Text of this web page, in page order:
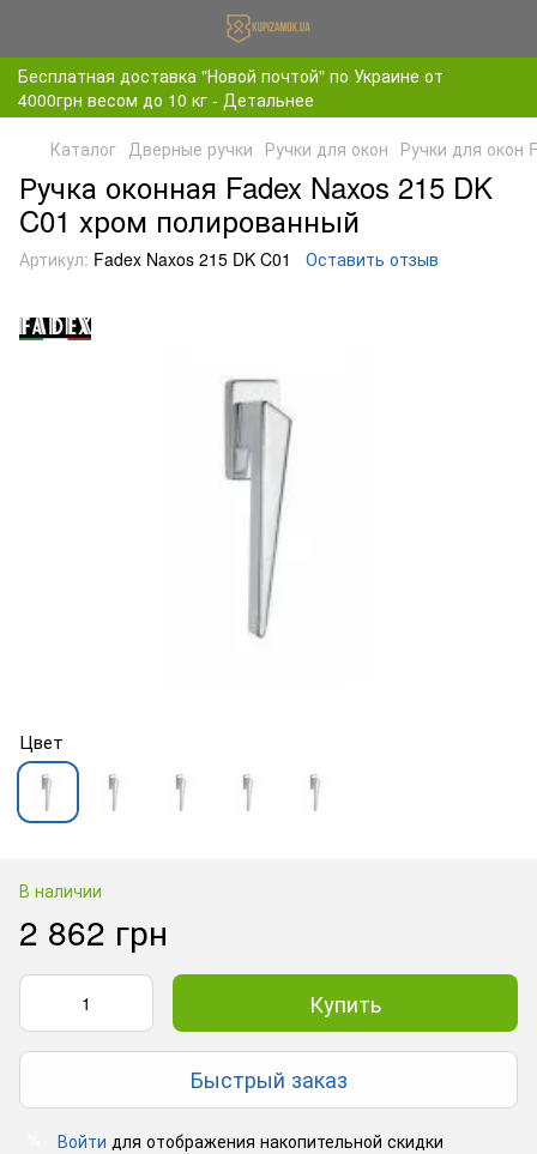
Бесплатная доставка "Новой почтой" по Украине от
4000грн весом до 10 кг - Детальнее
Каталог Дверные ручки Ручки для окон Ручки для окон
Ручка оконная Fadex Naxos 215 DK
C01 хром полированный
Артикул: Fadex Naxos 215 DK C01 Оставить отзыв
Цвет
В наличии
2 862 грн
Купить
Быстрый заказ
Войти для отображения накопительной скидки